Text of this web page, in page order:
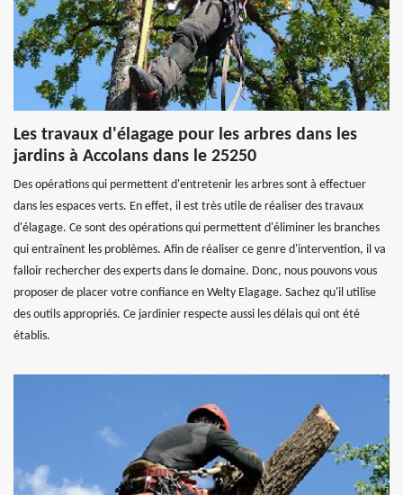
Les travaux d'élagage pour les arbres dans les
jardins à Accolans dans le 25250
Des opérations qui permettent d'entretenir les arbres sont à effectuer
dans les espaces verts. En effet, il est très utile de réaliser des travaux
d'élagage. Ce sont des opérations qui permettent d'éliminer les branches
qui entraînent les problèmes. Afin de réaliser ce genre d'intervention, il va
falloir rechercher des experts dans le domaine. Donc, nous pouvons vous
proposer de placer votre confiance en Welty Elagage. Sachez qu'il utilise
des outils appropriés. Ce jardinier respecte aussi les délais qui ont été
établis.